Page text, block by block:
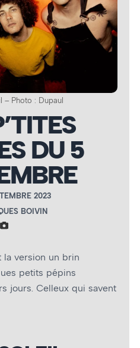
– Photo : Dupaul
DU 5
2023
BOIVIN
version un brin
petits pépins
jours. Celleux qui savent